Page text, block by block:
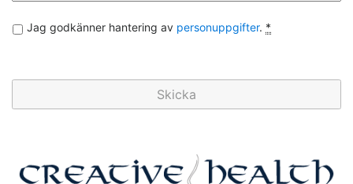
Integritet *
Jag godkänner hantering av personuppgifter. *